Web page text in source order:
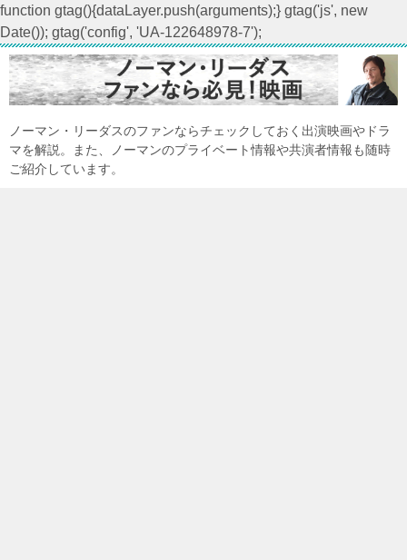
function gtag(){dataLayer.push(arguments);} gtag('js', new
Date()); gtag('config', 'UA-122648978-7');
ノーマン・リーダスのファンならチェックしておく出演映画やドラ
マを解説。また、ノーマンのプライベート情報や共演者情報も随時
ご紹介しています。